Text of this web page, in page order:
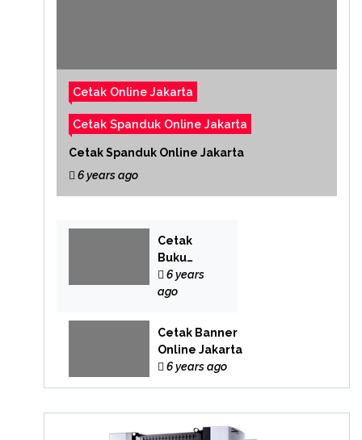
Cetak Online Jakarta
Cetak Spanduk Online Jakarta
Cetak Spanduk Online Jakarta
6 years ago
Cetak
Buku
Yasin
Online
6 years
ago
Cetak Banner
Online Jakarta
6 years ago